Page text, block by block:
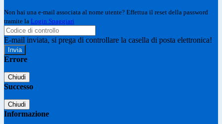
Non hai una e-mail associata al nome utente? Effettua il reset della password
tramite la Login Spaggiari
E-mail inviata, si prega di controllare la casella di posta elettronica!
Errore
Chiudi
Successo
Chiudi
Informazione